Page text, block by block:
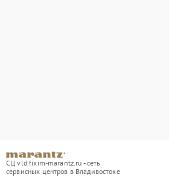
СЦ vld.fixim-marantz.ru - сеть
сервисных центров в Владивостоке